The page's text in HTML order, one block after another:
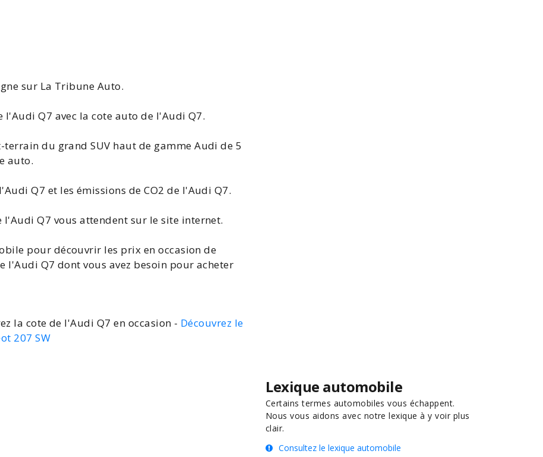
sur La Tribune Auto.
l'Audi Q7 avec lacote auto de l'Audi Q7.
du grand SUV haut de gamme Audi de 5
auto.
Q7 et les émissions deCO2 de l'Audi Q7.
l'Audi Q7 vous attendent sur le site internet.
pour découvrir les prix en occasion de
l'Audi Q7 dont vous avez besoin pour acheter
la cote de l'Audi Q7 en occasion - Découvrez le
207 SW
Lexique automobile
Certains termes automobiles vous échappent.
Nous vous aidons avec notre lexique à y voir plus
clair.
Consultez le lexique automobile